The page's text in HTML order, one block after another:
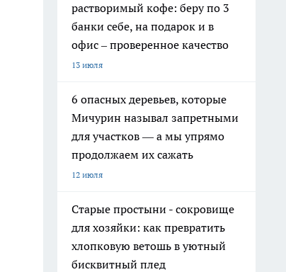
растворимый кофе: беру по 3
банки себе, на подарок и в
офис – проверенное качество
13 июля
6 опасных деревьев, которые
Мичурин называл запретными
для участков — а мы упрямо
продолжаем их сажать
12 июля
Старые простыни - сокровище
для хозяйки: как превратить
хлопковую ветошь в уютный
бисквитный плед